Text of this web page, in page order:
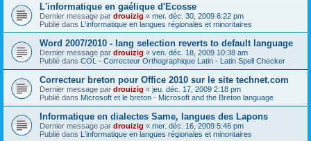
L'informatique en gaélique d'Ecosse
Dernier message par drouizig « mer. déc. 30, 2009 6:22 pm
Publié dans L'informatique en langues régionales et minoritaires
Word 2007/2010 - lang selection reverts to default language
Dernier message par drouizig « ven. déc. 18, 2009 10:38 am
Publié dans COL - Correcteur Orthographique Latin - Latin Spell Checker
Correcteur breton pour Office 2010 sur le site technet.com
Dernier message par drouizig « jeu. déc. 17, 2009 2:18 pm
Publié dans Microsoft et le breton - Microsoft and the Breton language
Informatique en dialectes Same, langues des Lapons
Dernier message par drouizig « mer. déc. 16, 2009 5:46 pm
Publié dans L'informatique en langues régionales et minoritaires